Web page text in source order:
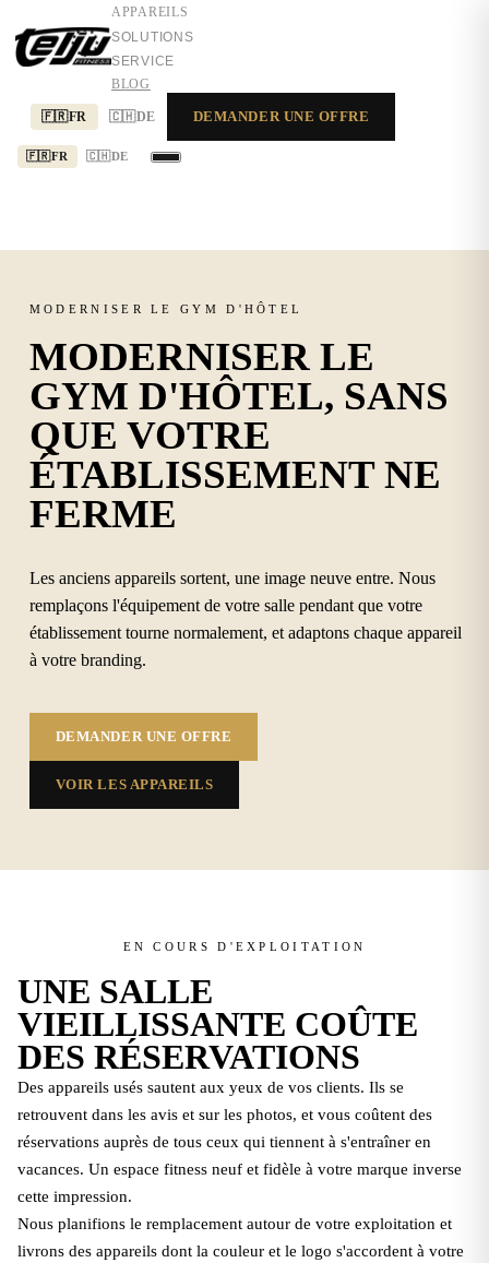
APPAREILS
SOLUTIONS
SERVICE
BLOG
🇫🇷FR 🇨🇭 DE DEMANDER UNE OFFRE
🇫🇷FR 🇨🇭 DE
SERVICE
MODERNISER LE GYM D'HÔTEL
MODERNISER LE
GYM D'HÔTEL, SANS
QUE VOTRE
ÉTABLISSEMENT NE
FERME
Les anciens appareils sortent, une image neuve entre. Nous
remplaçons l'équipement de votre salle pendant que votre
établissement tourne normalement, et adaptons chaque appareil
à votre branding.
DEMANDER UNE OFFRE
VOIR LES APPAREILS
EN COURS D'EXPLOITATION
UNE SALLE
VIEILLISSANTE COÛTE
DES RÉSERVATIONS
Des appareils usés sautent aux yeux de vos clients. Ils se
retrouvent dans les avis et sur les photos, et vous coûtent des
réservations auprès de tous ceux qui tiennent à s'entraîner en
vacances. Un espace fitness neuf et fidèle à votre marque inverse
cette impression.
Nous planifions le remplacement autour de votre exploitation et
livrons des appareils dont la couleur et le logo s'accordent à votre